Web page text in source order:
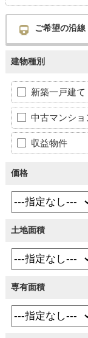
ご希望の沿
建物種別
新築一戸建て
中古マンショ
収益物件
価格
土地面積
専有面積